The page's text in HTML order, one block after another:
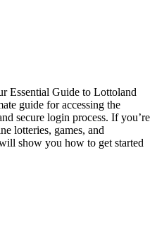
Essential Guide to Lottoland
guide for accessing the
secure login process. If you’re
lotteries, games, and
show you how to get started